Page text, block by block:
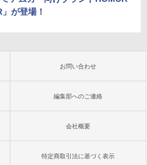
が登場！
お問い合わせ
編集部へのご連絡
会社概要
特定商取引法に基づく表示